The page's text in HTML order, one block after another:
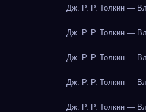
Дж. Р. Р. Толкин —
Дж. Р. Р. Толкин —
Дж. Р. Р. Толкин —
Дж. Р. Р. Толкин —
Дж. Р. Р. Толкин —